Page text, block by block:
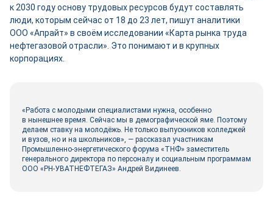
к 2030 году основу трудовых ресурсов будут составлять
люди, которым сейчас от 18 до 23 лет, пишут аналитики
ООО «Апрайт» в своём исследовании «Карта рынка труда
нефтегазовой отрасли». Это понимают и в крупных
корпорациях.
«Работа с молодыми специалистами нужна, особенно
в нынешнее время. Сейчас мы в демографической яме. Поэтому
делаем ставку на молодёжь. Не только выпускников колледжей
и вузов, но и на школьников», — рассказал участникам
Промышленно-­энергетического форума «ТНФ» заместитель
генерального директора по персоналу и социальным программам
ООО «РН-УВАТНЕФТЕГАЗ» Андрей Видинеев.